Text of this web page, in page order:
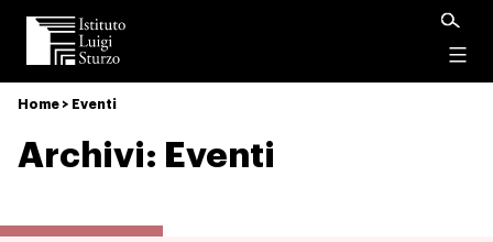
Istituto
Luigi
Sturzo
Home > Eventi
Archivi: Eventi